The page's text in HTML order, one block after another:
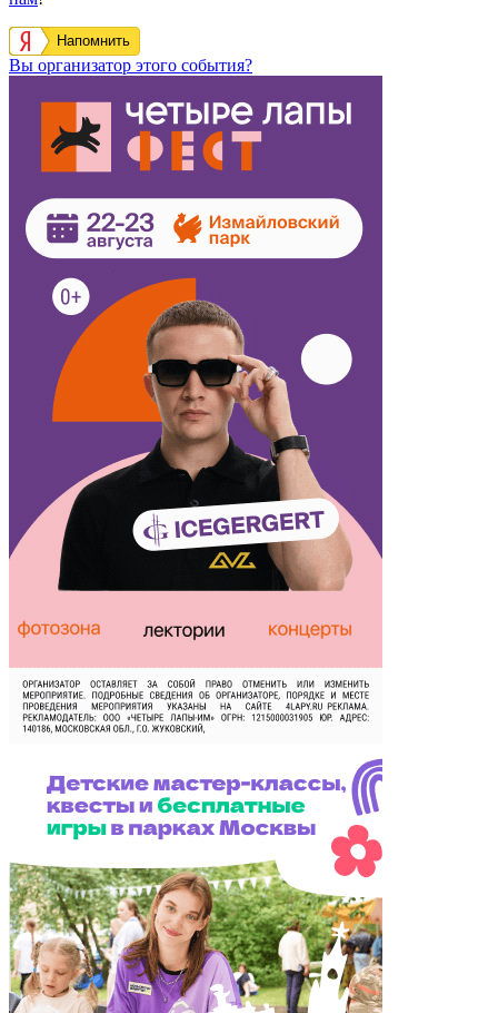
Напомнить
Вы организатор этого события?